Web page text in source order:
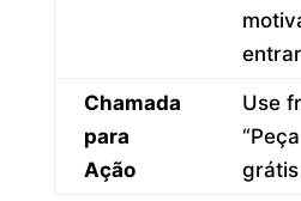
Chamada
para
Ação
Use
grátis